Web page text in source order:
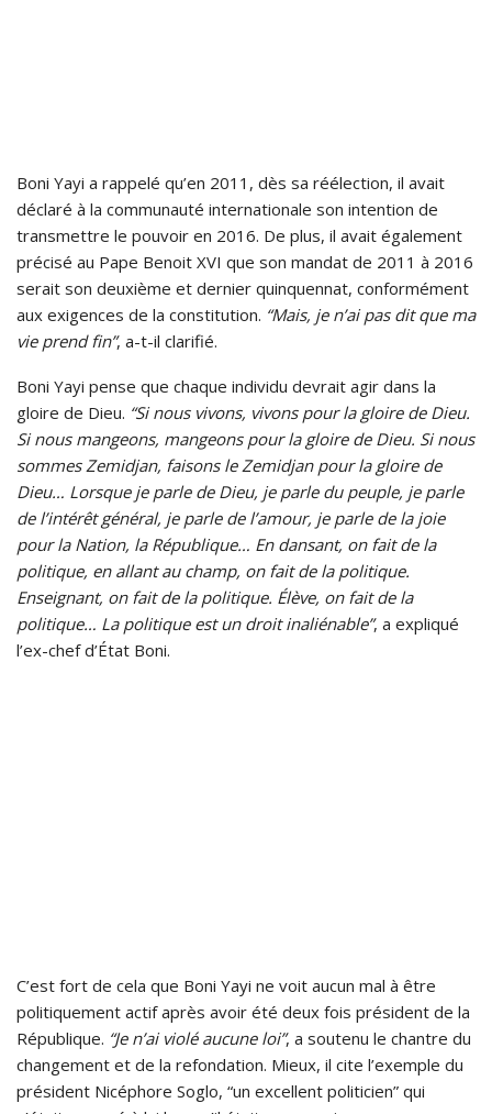
Boni Yayi a rappelé qu’en 2011, dès sa réélection, il avait
déclaré à la communauté internationale son intention de
transmettre le pouvoir en 2016. De plus, il avait également
précisé au Pape Benoit XVI que son mandat de 2011 à 2016
serait son deuxième et dernier quinquennat, conformément
aux exigences de la constitution. “Mais, je n’ai pas dit que ma
vie prend fin”, a-t-il clarifié.
Boni Yayi pense que chaque individu devrait agir dans la
gloire de Dieu. “Si nous vivons, vivons pour la gloire de Dieu.
Si nous mangeons, mangeons pour la gloire de Dieu. Si nous
sommes Zemidjan, faisons le Zemidjan pour la gloire de
Dieu… Lorsque je parle de Dieu, je parle du peuple, je parle
de l’intérêt général, je parle de l’amour, je parle de la joie
pour la Nation, la République… En dansant, on fait de la
politique, en allant au champ, on fait de la politique.
Enseignant, on fait de la politique. Élève, on fait de la
politique… La politique est un droit inaliénable”, a expliqué
l’ex-chef d’État Boni.
C’est fort de cela que Boni Yayi ne voit aucun mal à être
politiquement actif après avoir été deux fois président de la
République. “Je n’ai violé aucune loi”, a soutenu le chantre du
changement et de la refondation. Mieux, il cite l’exemple du
président Nicéphore Soglo, “un excellent politicien” qui